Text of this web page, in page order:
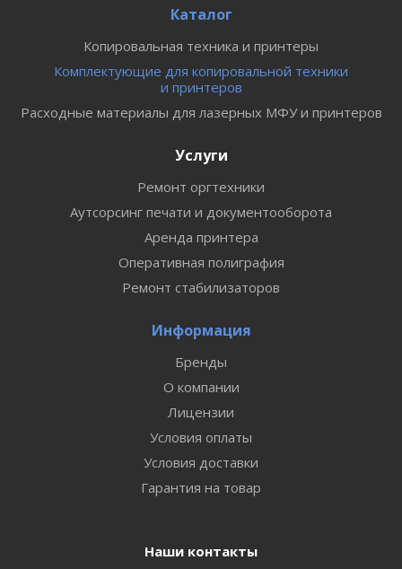
Каталог
Копировальная техника и принтеры
Комплектующие для копировальной техники
и принтеров
Расходные материалы для лазерных МФУ и принтеров
Услуги
Ремонт оргтехники
Аутсорсинг печати и документооборота
Аренда принтера
Оперативная полиграфия
Ремонт стабилизаторов
Информация
Бренды
О компании
Лицензии
Условия оплаты
Условия доставки
Гарантия на товар
Наши контакты